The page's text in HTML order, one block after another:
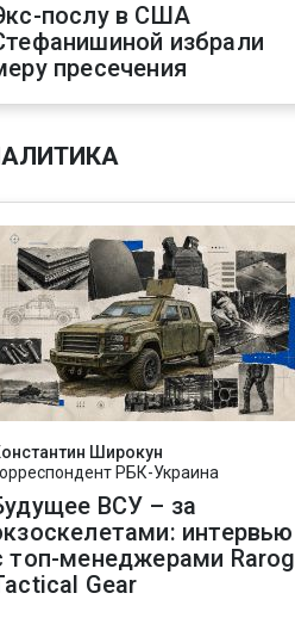
послу в США
избрали
пресечения
Широкун
РБК-Украина
ВСУ – за
интервью
топ-менеджерами Rarog
Gear